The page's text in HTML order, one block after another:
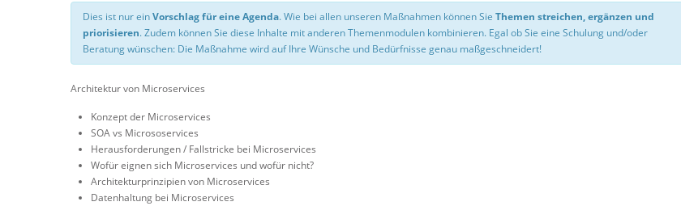
Dies ist nur einVorschlag für eine Agenda. Wie bei allen unseren Maßnahmen können Sie Themen streichen, ergänzen und
priorisieren. Zudem können Sie diese Inhalte mit anderen Themenmodulen kombinieren. Egal ob Sie eine Schulung und/oder
Beratung wünschen: Die Maßnahme wird auf Ihre Wünsche und Bedürfnisse genau maßgeschneidert!
Architektur von Microservices
Konzept der Microservices
SOA vs Micrososervices
Herausforderungen / Fallstricke bei Microservices
Wofür eignen sich Microservices und wofür nicht?
Architekturprinzipien von Microservices
Datenhaltung bei Microservices